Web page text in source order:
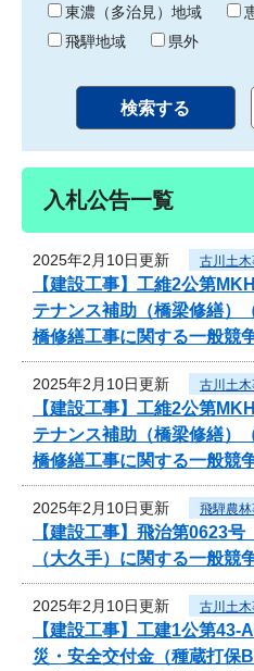
東濃（多治見）地域
飛騨地域
県外
入札公告一覧
2025年2月10日更新 古川土
【建設工事】工維2公第
テナンス補助（橋梁修繕）
橋修繕工事に関する一般競
2025年2月10日更新 古川土
【建設工事】工維2公第
テナンス補助（橋梁修繕）
橋修繕工事に関する一般競
2025年2月10日更新 飛騨農
【建設工事】飛治第0623
（大久手）に関する一般競
2025年2月10日更新 古川土
【建設工事】工建1公第
災・安全交付金（種蔵打保